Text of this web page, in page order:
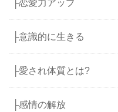
├恋愛力アップ
├意識的に生きる
├愛され体質とは?
├感情の解放